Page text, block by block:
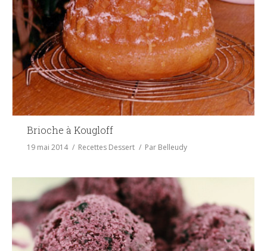
Brioche à Kougloff
19 mai 2014 Recettes Dessert Par Belleudy